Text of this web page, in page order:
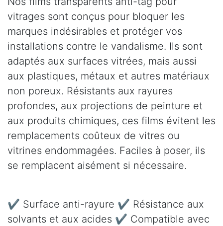
vitrages sont conçus pour bloquer les
marques indésirables et protéger vos
installations contre le vandalisme. Ils sont
adaptés aux surfaces vitrées, mais aussi
aux plastiques, métaux et autres matériaux
non poreux. Résistants aux rayures
profondes, aux projections de peinture et
aux produits chimiques, ces films évitent les
remplacements coûteux de vitres ou
vitrines endommagées. Faciles à poser, ils
se remplacent aisément si nécessaire.
✔ Surface anti-rayure ✔ Résistance aux
solvants et aux acides ✔ Compatible avec